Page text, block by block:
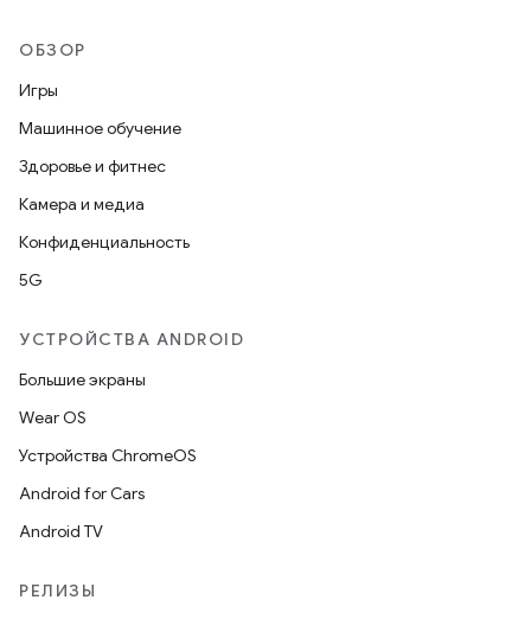
ОБЗОР
Игры
Машинное обучение
Здоровье и фитнес
Камера и медиа
Конфиденциальность
5G
УСТРОЙСТВА ANDROID
Большие экраны
Wear OS
Устройства ChromeOS
Android for Cars
Android TV
РЕЛИЗЫ